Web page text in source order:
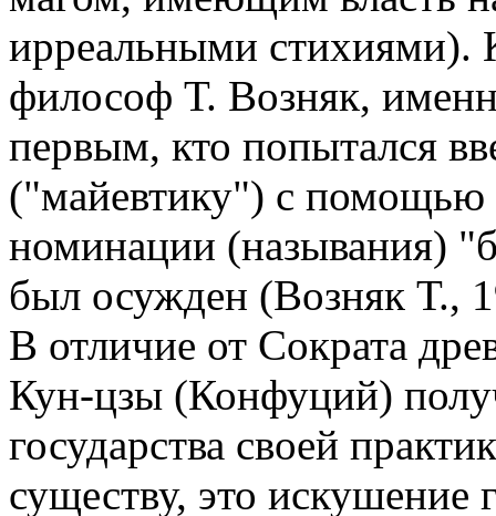
ирреальными стихиями).
философ Т. Возняк,
первым, кто попытался
("майевтику") с помощью
номинации (называния)
был осужден (Возняк Т.,
В отличие от Сократа
Кун-цзы (Конфуций)
государства своей
существу, это искушение